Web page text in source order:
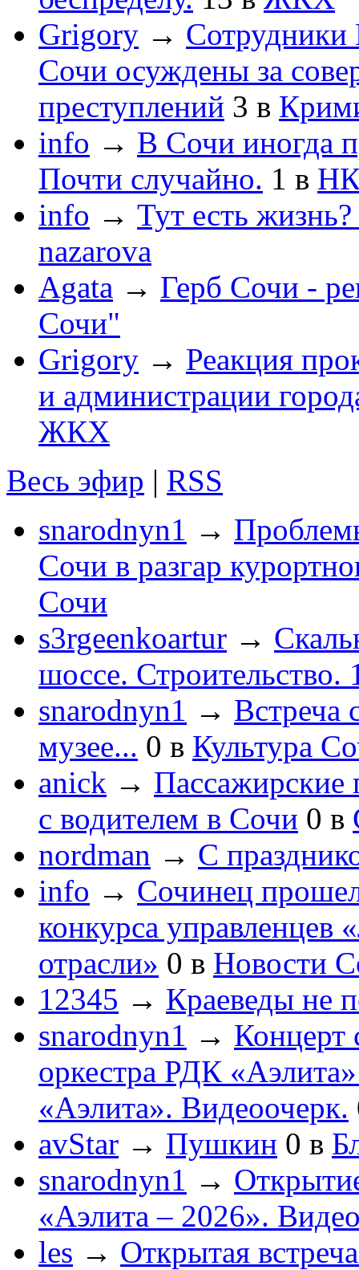
Grigory →
Сочи осуждены за
преступлений 3 в
info → В Сочи иногда
Почти случайно. 1 в
info → Тут есть
nazarova
Agata → Герб Сочи -
Сочи"
Grigory → Реакция
и администрации
ЖКХ
Весь эфир | RSS
snarodnyn1 →
Сочи в разгар
Сочи
s3rgeenkoartur →
шоссе. Строительство.
snarodnyn1 → Встреча
музее... 0 в Культура
anick → Пассажирские
с водителем в Сочи 0 в
nordman → С
info → Сочинец
конкурса управленцев
отрасли» 0 в Новости
12345 → Краеведы не
snarodnyn1 → Концерт
оркестра РДК
«Аэлита». Видеоочерк.
avStar → Пушкин 0 в
snarodnyn1 →
«Аэлита – 2026».
les → Открытая